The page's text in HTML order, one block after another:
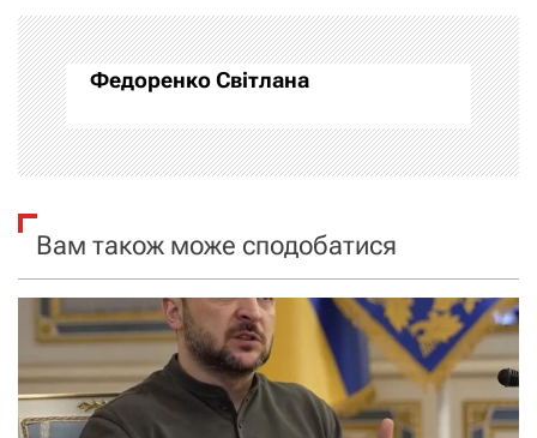
а
ц
і
а
п
и
Федоренко Світлана
Вам також може сподобатися